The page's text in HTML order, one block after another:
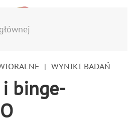
WYNIKI BADAŃ
i binge-